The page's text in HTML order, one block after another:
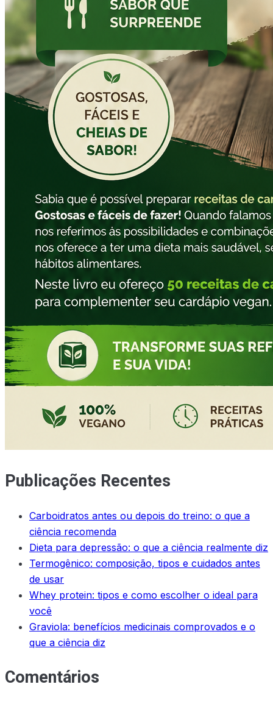
Publicações Recentes
Carboidratos antes ou depois do treino: o que a
ciência recomenda
Dieta para depressão: o que a ciência realmente diz
Termogênico: composição, tipos e cuidados antes
de usar
Whey protein: tipos e como escolher o ideal para
você
Graviola: benefícios medicinais comprovados e o
que a ciência diz
Comentários